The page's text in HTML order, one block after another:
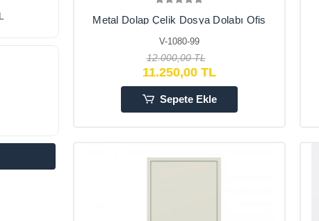
Metal Dolap Çelik Dosya Dolabı Ofis
, Balkon
V-1080-99
12.000,00 TL
11.250,00 TL
Sepete Ekle